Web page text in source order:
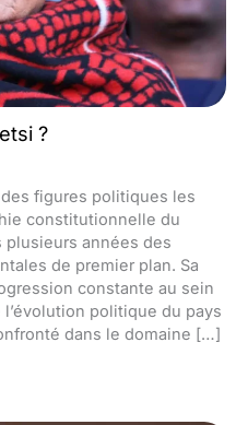
?
des figures politiques les
constitutionnelle du
années des
de premier plan. Sa
constante au sein
politique du pays
dans le domaine […]